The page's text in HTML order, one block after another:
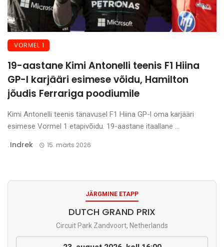
VORMEL 1
19-aastane Kimi Antonelli teenis F1 Hiina
GP-l karjääri esimese võidu, Hamilton
jõudis Ferrariga poodiumile
Kimi Antonelli teenis tänavusel F1 Hiina GP-l oma karjääri
esimese Vormel 1 etapivõidu. 19-aastane itaallane ...
. Indrek 15. märts 2026
JÄRGMINE ETAPP
DUTCH GRAND PRIX
Circuit Park Zandvoort, Netherlands